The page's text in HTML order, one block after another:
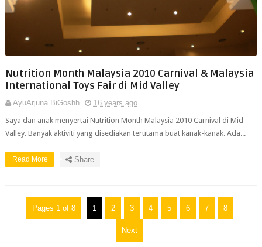
Nutrition Month Malaysia 2010 Carnival & Malaysia
International Toys Fair di Mid Valley
AyuArjuna BiGoshh
16 years ago
Saya dan anak menyertai Nutrition Month Malaysia 2010 Carnival di Mid
Valley. Banyak aktiviti yang disediakan terutama buat kanak-kanak. Ada...
Read More Share
Pages 1 of 8 1 2 3 4 5 6 7 8
Next